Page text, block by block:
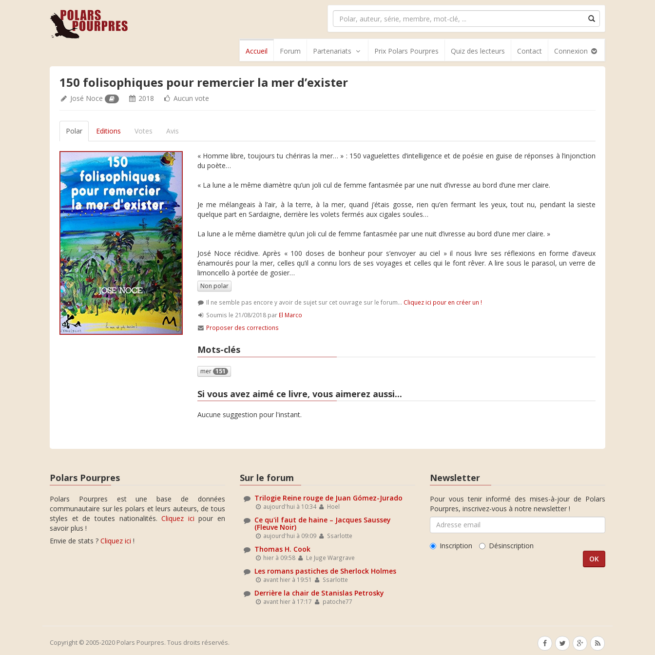
Accueil Forum Partenariats Prix Polars Pourpres Quiz des lecteurs Contact Connexion
150 folisophiques pour remercier la mer d’exister
José Noce 2018 Aucun vote
Polar Editions Votes Avis
« Homme libre, toujours tu chériras la mer… » : 150 vaguelettes d’intelligence et de poésie en guise de réponses à l’injonction
du poète…
« La lune a le même diamètre qu’un joli cul de femme fantasmée par une nuit d’ivresse au bord d’une mer claire.
Je me mélangeais à l’air, à la terre, à la mer, quand j’étais gosse, rien qu’en fermant les yeux, tout nu, pendant la sieste
quelque part en Sardaigne, derrière les volets fermés aux cigales soules…
La lune a le même diamètre qu’un joli cul de femme fantasmée par une nuit d’ivresse au bord d’une mer claire. »
José Noce récidive. Après « 100 doses de bonheur pour s’envoyer au ciel » il nous livre ses réflexions en forme d’aveux
énamourés pour la mer, celles qu’il a connu lors de ses voyages et celles qui le font rêver. A lire sous le parasol, un verre de
limoncello à portée de gosier…
Non polar
Il ne semble pas encore y avoir de sujet sur cet ouvrage sur le forum... Cliquez ici pour en créer un !
Soumis le 21/08/2018 par El Marco
Proposer des corrections
Mots-clés
mer 151
Si vous avez aimé ce livre, vous aimerez aussi...
Aucune suggestion pour l'instant.
Polars Pourpres
Polars Pourpres est une base de données
communautaire sur les polars et leurs auteurs, de tous
styles et de toutes nationalités.Cliquez ici pour en
savoir plus !
Envie de stats ? Cliquez ici !
Sur le forum
Trilogie Reine rouge de Juan Gómez-Jurado
aujourd'hui à 10:34 Hoel
Ce qu'il faut de haine – Jacques Saussey
(Fleuve Noir)
aujourd'hui à 09:09 Ssarlotte
Thomas H. Cook
hier à 09:58 Le Juge Wargrave
Les romans pastiches de Sherlock Holmes
avant hier à 19:51 Ssarlotte
Derrière la chair de Stanislas Petrosky
avant hier à 17:17 patoche77
Newsletter
Pour vous tenir informé des mises-à-jour de Polars
Pourpres, inscrivez-vous à notre newsletter !
Inscription Désinscription
Copyright © 2005-2020 Polars Pourpres. Tous droits réservés.